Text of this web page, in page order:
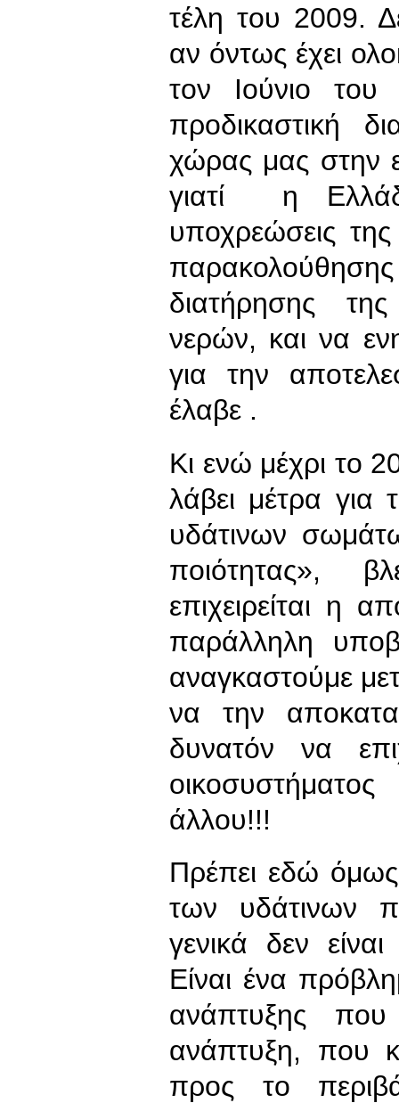
τέλη του 2009.
αν όντως έχει
τον Ιούνιο του
προδικαστική
χώρας μας στην
γιατί η
υποχρεώσεις
διατήρησης
νερών, και να
για την
έλαβε .
Κι ενώ μέχρι το
λάβει μέτρα για
υδάτινων
ποιότητας»,
επιχειρείται η
παράλληλη
αναγκαστούμε
να την
δυνατόν να
άλλου!!!
Πρέπει εδώ
των υδάτινων
γενικά δεν
Είναι ένα
ανάπτυξης που
ανάπτυξη, που
προς το